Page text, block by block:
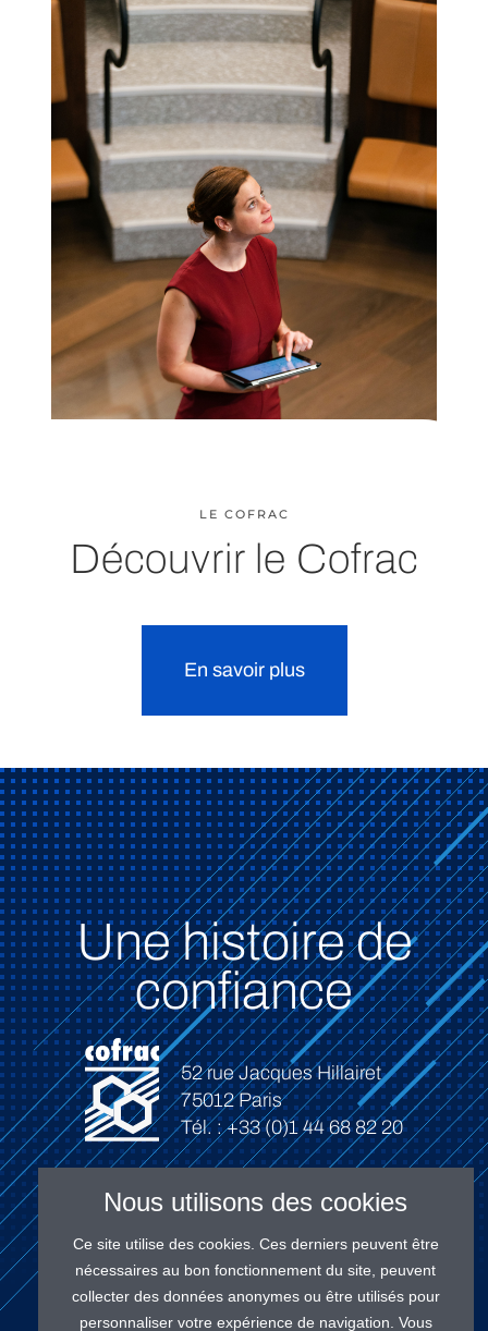
LE COFRAC
Découvrir le Cofrac
En savoir plus
Une histoire de
confiance
52 rue Jacques Hillairet
75012 Paris
Tél. : +33 (0)1 44 68 82 20
Connexion
Nous utilisons des cookies
Ce site utilise des cookies. Ces derniers peuvent être
nécessaires au bon fonctionnement du site, peuvent
collecter des données anonymes ou être utilisés pour
personnaliser votre expérience de navigation. Vous